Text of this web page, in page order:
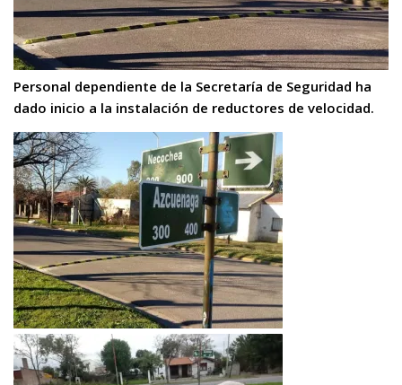
Personal dependiente de la Secretaría de Seguridad ha
dado inicio a la instalación de reductores de velocidad.